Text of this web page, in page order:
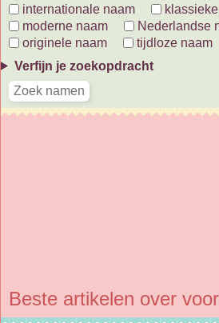
internationale naam
moderne naam
Nederlandse
originele naam
tijdloze naam
Verfijn je zoekopdracht
Beste artikelen over